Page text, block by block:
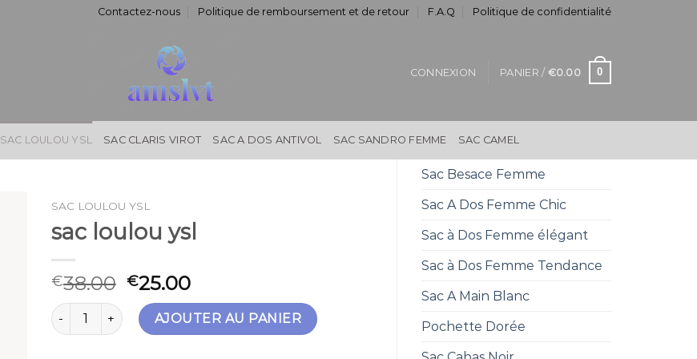
Contactez-nous Politique de remboursement et de retour F.A.Q Politique de confidentialité
CONNEXION PANIER / €0.00 0
SAC LOULOU YSL SAC CLARIS VIROT SAC A DOS ANTIVOL SAC SANDRO FEMME SAC CAMEL
Sac Besace Femme
Sac A Dos Femme Chic
Sac à Dos Femme élégant
Sac à Dos Femme Tendance
Sac A Main Blanc
Pochette Dorée
SAC LOULOU YSL
sac loulou ysl
€38.00 €25.00
quantité de sac loulou yslAJOUTER AU PANIER